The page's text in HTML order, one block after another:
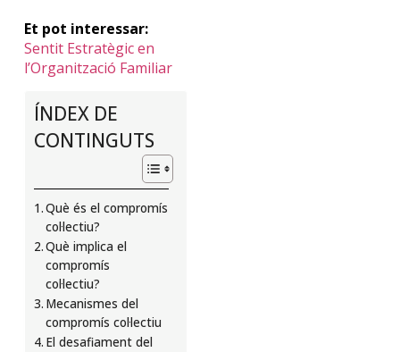
Et pot interessar:
Sentit Estratègic en
l’Organització Familiar
ÍNDEX DE
CONTINGUTS
Què és el compromís
col·lectiu?
Què implica el
compromís
col·lectiu?
Mecanismes del
compromís col·lectiu
El desafiament del